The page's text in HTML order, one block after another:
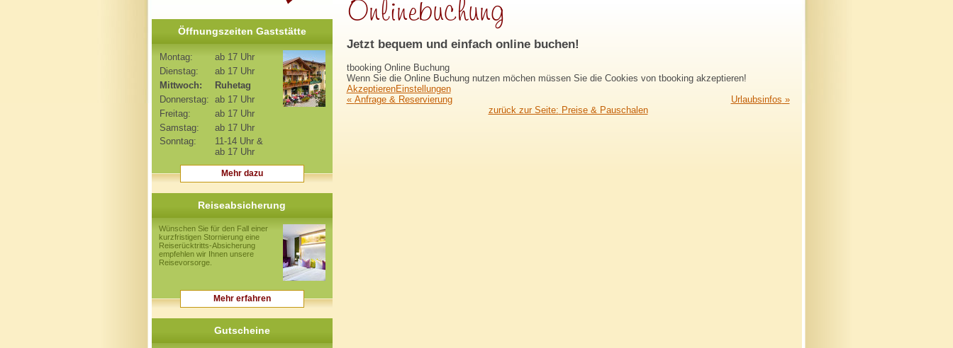
Öffnungszeiten Gaststätte
Montag:
ab 17 Uhr
Dienstag:
ab 17 Uhr
Mittwoch:
Ruhetag
Donnerstag: ab 17 Uhr
Freitag:
ab 17 Uhr
Samstag:
ab 17 Uhr
Sonntag:
11-14 Uhr &
ab 17 Uhr
Mehr dazu
Reiseabsicherung
Wünschen Sie für den Fall einer
kurzfristigen Stornierung eine
Reiserücktritts-Absicherung
empfehlen wir Ihnen unsere
Reisevorsorge.
Mehr erfahren
Gutscheine
Jetzt bequem und einfach online buchen!
tbooking Online Buchung
Wenn Sie die Online Buchung nutzen möchen müssen Sie die Cookies von tbooking akzeptieren!
AkzeptierenEinstellungen
« Anfrage & Reservierung Urlaubsinfos »
zurück zur Seite: Preise & Pauschalen